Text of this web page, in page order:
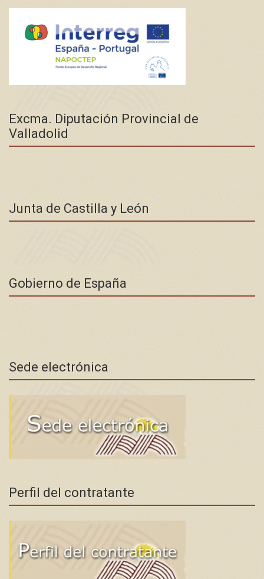
Excma. Diputación Provincial de
Valladolid
Junta de Castilla y León
Gobierno de España
Sede electrónica
Perfil del contratante